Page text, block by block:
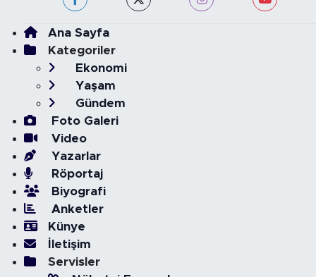
Ana Sayfa
Kategoriler
Ekonomi
Yaşam
Gündem
Foto Galeri
Video
Yazarlar
Röportaj
Biyografi
Anketler
Künye
İletişim
Servisler